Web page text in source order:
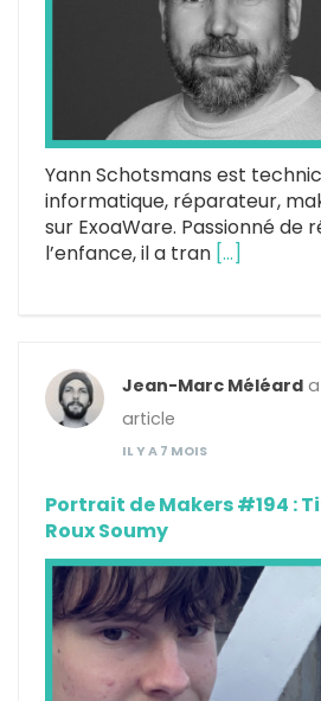
Yann Schotsmans est
informatique, réparateur,
sur ExoaWare. Passionné de
l’enfance, il a tran […]
Jean-Marc Méléard
article
IL Y A 7 MOIS
Portrait de Makers #194 :
Roux Soumy